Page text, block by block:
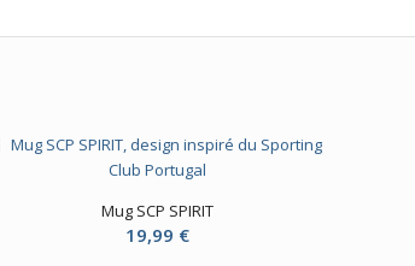
Mug SCP SPIRIT
19,99 €